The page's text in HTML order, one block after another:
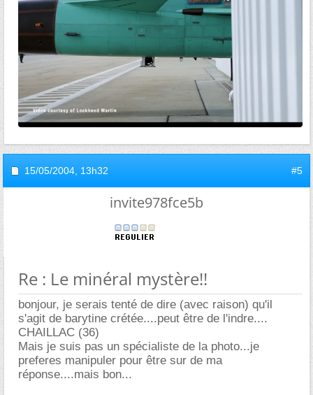
15/05/2004, 13h32 #5
invite978fce5b
Re : Le minéral mystère!!
bonjour, je serais tenté de dire (avec raison) qu'il
s'agit de barytine crétée....peut être de l'indre....
CHAILLAC (36)
Mais je suis pas un spécialiste de la photo...je
preferes manipuler pour être sur de ma
réponse....mais bon...